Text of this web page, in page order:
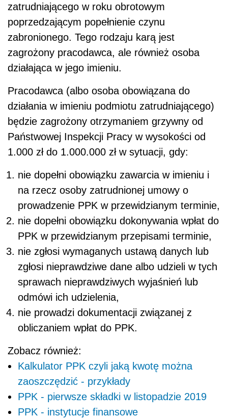
zatrudniającego w roku obrotowym
poprzedzającym popełnienie czynu
zabronionego. Tego rodzaju karą jest
zagrożony pracodawca, ale również osoba
działająca w jego imieniu.
Pracodawca (albo osoba obowiązana do
działania w imieniu podmiotu zatrudniającego)
będzie zagrożony otrzymaniem grzywny od
Państwowej Inspekcji Pracy w wysokości od
1.000 zł do 1.000.000 zł w sytuacji, gdy:
nie dopełni obowiązku zawarcia w imieniu i
na rzecz osoby zatrudnionej umowy o
prowadzenie PPK w przewidzianym terminie,
nie dopełni obowiązku dokonywania wpłat do
PPK w przewidzianym przepisami terminie,
nie zgłosi wymaganych ustawą danych lub
zgłosi nieprawdziwe dane albo udzieli w tych
sprawach nieprawdziwych wyjaśnień lub
odmówi ich udzielenia,
nie prowadzi dokumentacji związanej z
obliczaniem wpłat do PPK.
Zobacz również:
Kalkulator PPK czyli jaką kwotę można
zaoszczędzić - przykłady
PPK - pierwsze składki w listopadzie 2019
PPK - instytucje finansowe